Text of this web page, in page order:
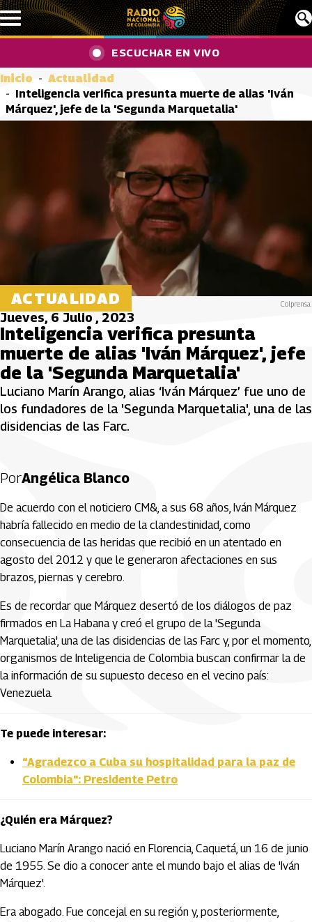
Pasar al contenido principal
ESCUCHAR EN VIVO
Inicio
Actualidad
Inteligencia verifica presunta muerte de alias 'Iván
Márquez', jefe de la 'Segunda Marquetalia'
ACTUALIDAD Colprensa.
Jueves, 6 Julio , 2023
Inteligencia verifica presunta
muerte de alias 'Iván Márquez', jefe
de la 'Segunda Marquetalia'
Luciano Marín Arango, alias ‘Iván Márquez’ fue uno de
los fundadores de la 'Segunda Marquetalia', una de las
disidencias de las Farc.
PorAngélica Blanco
De acuerdo con el noticiero CM&, a sus 68 años, Iván Márquez
habría fallecido en medio de la clandestinidad, como
consecuencia de las heridas que recibió en un atentado en
agosto del 2012 y que le generaron afectaciones en sus
brazos, piernas y cerebro.
Es de recordar que Márquez desertó de los diálogos de paz
firmados en La Habana y creó el grupo de la 'Segunda
Marquetalia', una de las disidencias de las Farc y, por el momento,
organismos de Inteligencia de Colombia buscan confirmar la de
la información de su supuesto deceso en el vecino país:
Venezuela.
Te puede interesar:
“Agradezco a Cuba su hospitalidad para la paz de
Colombia": Presidente Petro
¿Quién era Márquez?
Luciano Marín Arango nació en Florencia, Caquetá, un 16 de junio
de 1955. Se dio a conocer ante el mundo bajo el alias de 'Iván
Márquez'.
Era abogado. Fue concejal en su región y, posteriormente,